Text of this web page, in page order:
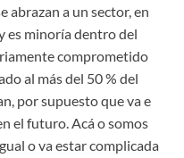
abrazan a un sector, en
es minoría dentro del
comprometido
al más del 50 % del
por supuesto que va e
el futuro. Acá o somos
o va estar complicada